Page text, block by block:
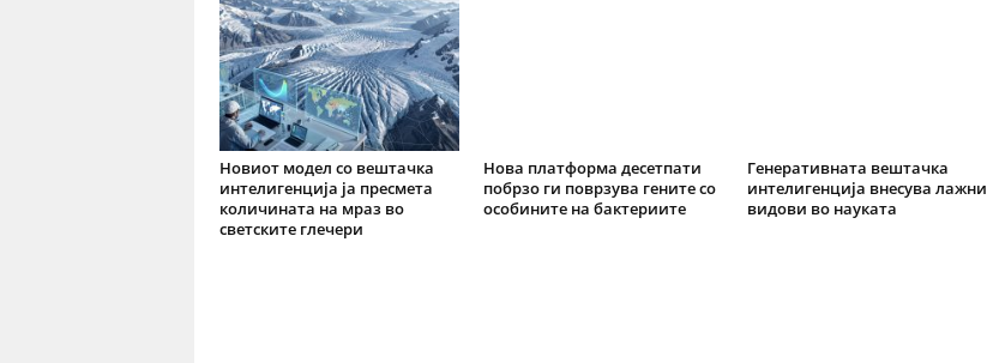
Новиот модел со вештачка
интелигенција ја пресмета
количината на мраз во
светските глечери
Нова платформа десетпати
побрзо ги поврзува гените со
особините на бактериите
Генеративната вештачка
интелигенција внесува лажни
видови во науката